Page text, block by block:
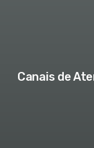
Canais de